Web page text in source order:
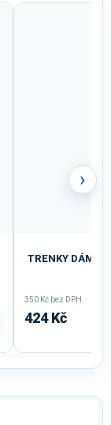
TRENKY
350 Kč bez DPH
424 Kč
›